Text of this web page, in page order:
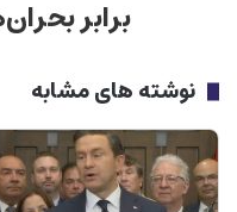
برابر
نوشته های مشابه